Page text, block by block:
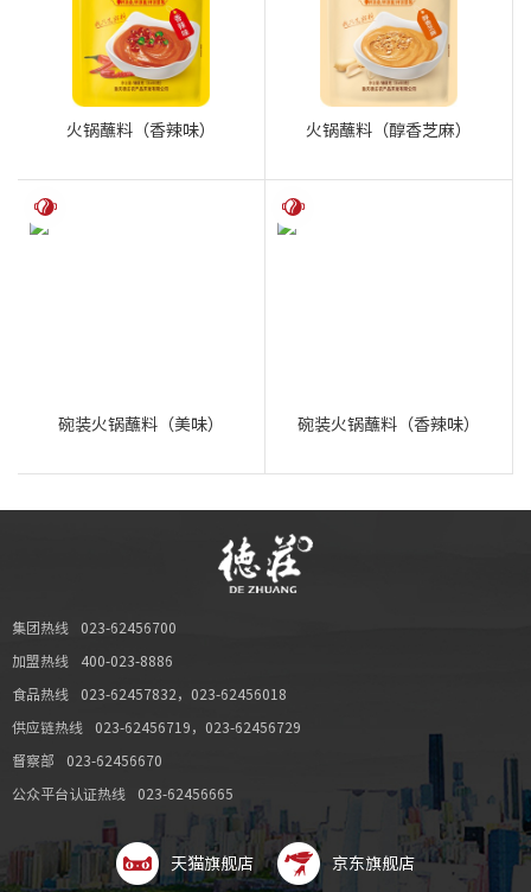
火锅蘸料（香辣味） 火锅蘸料（醇香芝麻）
碗装火锅蘸料（美味） 碗装火锅蘸料（香辣味）
集团热线 023-62456700
加盟热线 400-023-8886
食品热线 023-62457832 ， 023-62456018
供应链热线 023-62456719 ， 023-62456729
督察部 023-62456670
公众平台认证热线 023-62456665
天猫旗舰店 京东旗舰店